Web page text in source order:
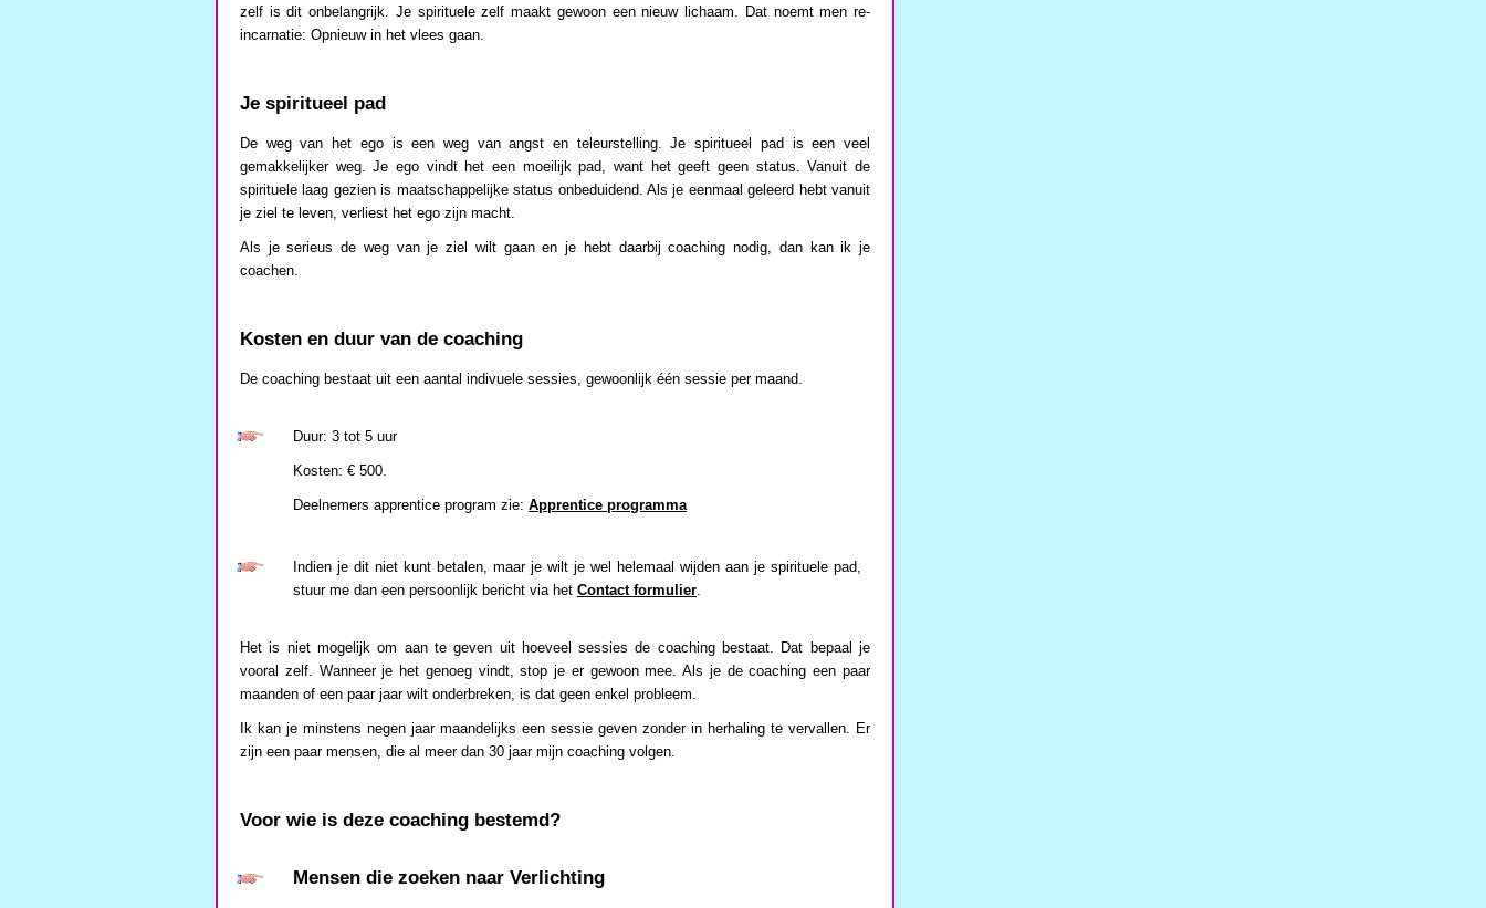
zelf is dit onbelangrijk. Je spirituele zelf maakt gewoon een nieuw lichaam. Dat noemt men re-
incarnatie: Opnieuw in het vlees gaan.
Je spiritueel pad
De weg van het ego is een weg van angst en teleurstelling. Je spiritueel pad is een veel
gemakkelijker weg. Je ego vindt het een moeilijk pad, want het geeft geen status. Vanuit de
spirituele laag gezien is maatschappelijke status onbeduidend. Als je eenmaal geleerd hebt vanuit
je ziel te leven, verliest het ego zijn macht.
Als je serieus de weg van je ziel wilt gaan en je hebt daarbij coaching nodig, dan kan ik je
coachen.
Kosten en duur van de coaching
De coaching bestaat uit een aantal indivuele sessies, gewoonlijk één sessie per maand.
Duur: 3 tot 5 uur
Kosten: € 500.
Deelnemers apprentice program zie: Apprentice programma
Indien je dit niet kunt betalen, maar je wilt je wel helemaal wijden aan je spirituele pad,
stuur me dan een persoonlijk bericht via het Contact formulier.
Het is niet mogelijk om aan te geven uit hoeveel sessies de coaching bestaat. Dat bepaal je
vooral zelf. Wanneer je het genoeg vindt, stop je er gewoon mee. Als je de coaching een paar
maanden of een paar jaar wilt onderbreken, is dat geen enkel probleem.
Ik kan je minstens negen jaar maandelijks een sessie geven zonder in herhaling te vervallen. Er
zijn een paar mensen, die al meer dan 30 jaar mijn coaching volgen.
Voor wie is deze coaching bestemd?
Mensen die zoeken naar Verlichting